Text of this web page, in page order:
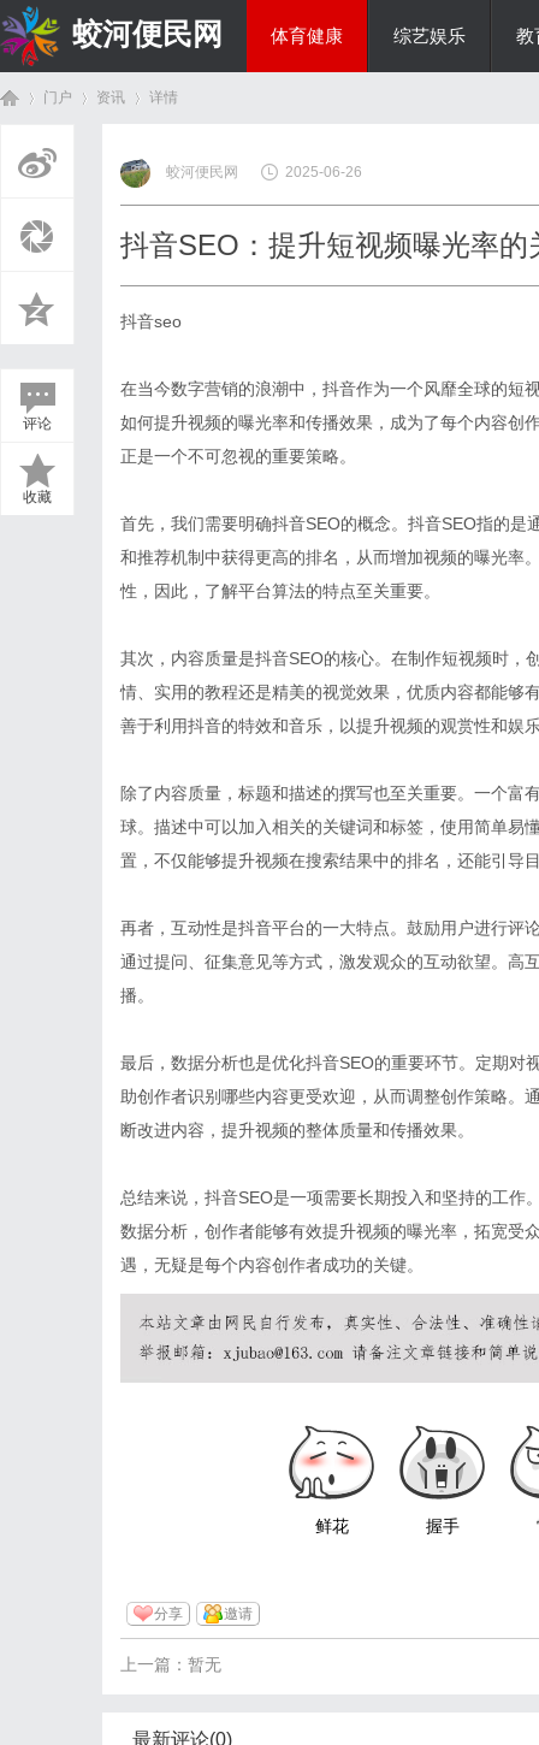
蛟河便民网 体育健康 综艺娱乐 教
门户 资讯
›
详情
评论
收藏
蛟河便民网 2025-06-26
抖音SEO：提升短视频曝光率的
抖音seo
在当今数字营销的浪潮中，抖音作为一个风靡全球的短
如何提升视频的曝光率和传播效果，成为了每个内容创
正是一个不可忽视的重要策略。
首先，我们需要明确抖音SEO的概念。抖音SEO指的
和推荐机制中获得更高的排名，从而增加视频的曝光率
性，因此，了解平台算法的特点至关重要。
其次，内容质量是抖音SEO的核心。在制作短视频时，
情、实用的教程还是精美的视觉效果，优质内容都能够
善于利用抖音的特效和音乐，以提升视频的观赏性和娱
除了内容质量，标题和描述的撰写也至关重要。一个富
球。描述中可以加入相关的关键词和标签，使用简单易
置，不仅能够提升视频在搜索结果中的排名，还能引导
再者，互动性是抖音平台的一大特点。鼓励用户进行评
通过提问、征集意见等方式，激发观众的互动欲望。高
播。
最后，数据分析也是优化抖音SEO的重要环节。定期对
助创作者识别哪些内容更受欢迎，从而调整创作策略。
断改进内容，提升视频的整体质量和传播效果。
总结来说，抖音SEO是一项需要长期投入和坚持的工
数据分析，创作者能够有效提升视频的曝光率，拓宽受
遇，无疑是每个内容创作者成功的关键。
鲜花 握手
分享 邀请
上一篇：暂无
最新评论(0)